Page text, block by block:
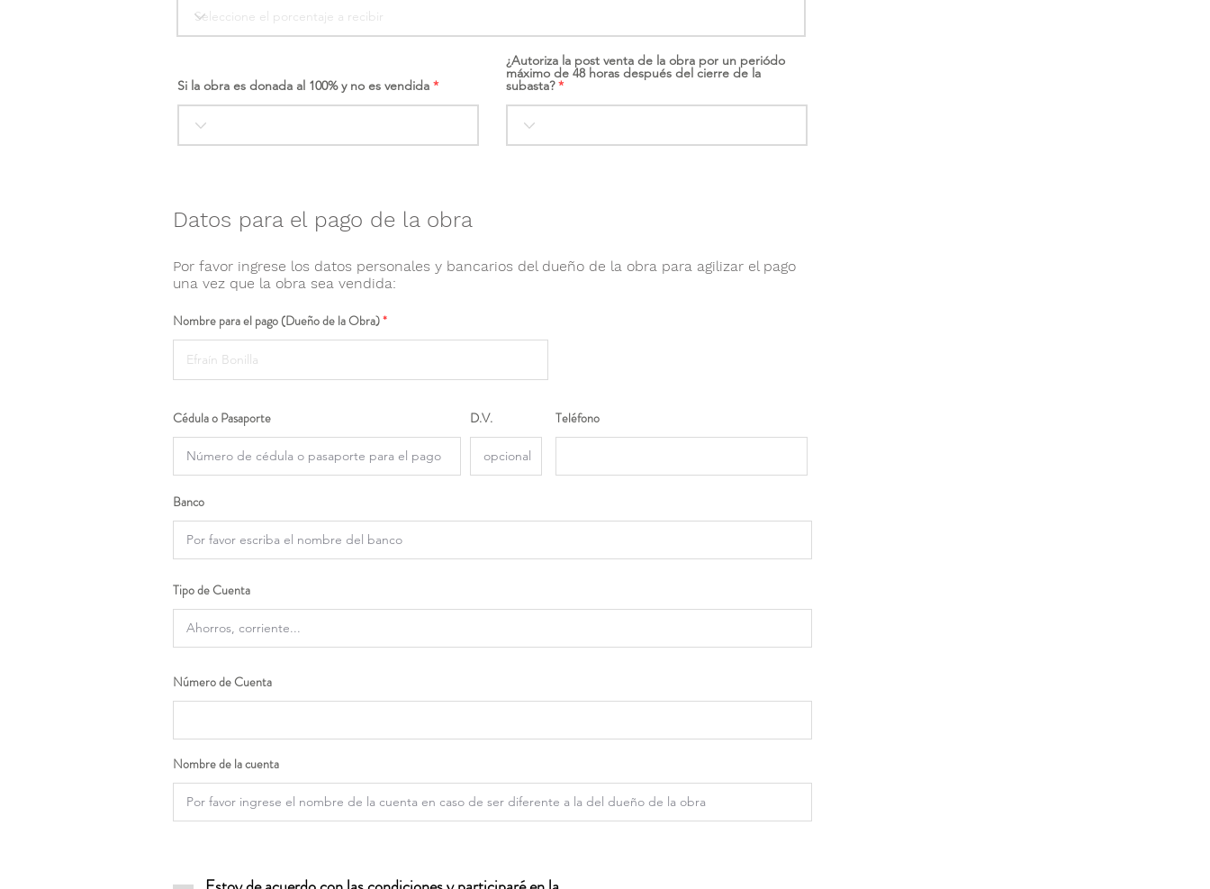
Si la obra es donada al 100% y no es vendida
¿Autoriza la post venta de la obra por un periódo
máximo de 48 horas después del cierre de la
subasta?
Datos para el pago de la obra
Por favor ingrese los datos personales y bancarios del dueño de la obra para agilizar el pago
una vez que la obra sea vendida:
Nombre para el pago (Dueño de la Obra)
Cédula o Pasaporte D.V. Teléfono
Banco
Tipo de Cuenta
Número de Cuenta
Nombre de la cuenta